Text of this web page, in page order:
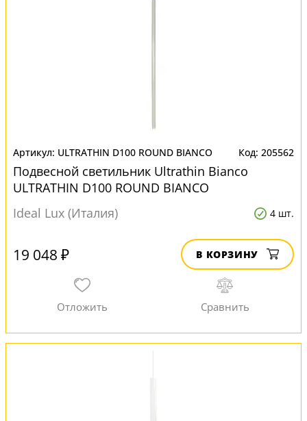
ULTRATHIN D100 ROUND BIANCO 205562
Подвесной светильник Ultrathin Bianco
ULTRATHIN D100 ROUND BIANCO
Ideal Lux (Италия)
4 шт.
19 048 ₽ В КОРЗИНУ